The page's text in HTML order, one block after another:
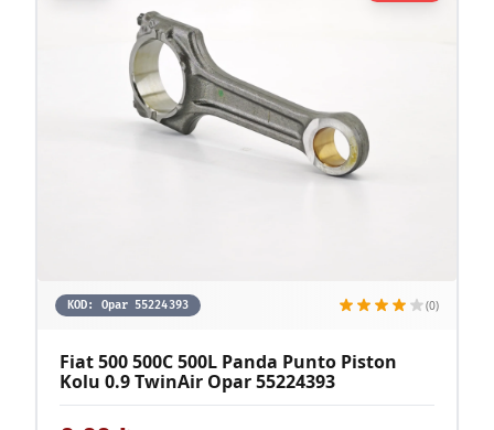
KOD: Opar 55224393 (0)
Fiat 500 500C 500L Panda Punto Piston
Kolu 0.9 TwinAir Opar 55224393